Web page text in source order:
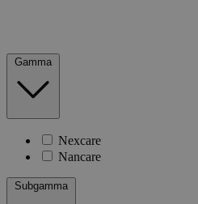
Gamma
Nexcare
Nancare
Subgamma